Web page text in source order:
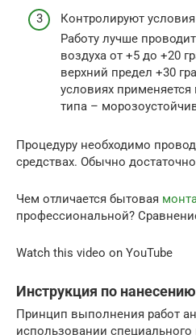
Контролируют
Работу лучше
воздуха от +5 до +20
верхний предел +30
условиях
типа –
Процедуру необходимо
средствах. Обычно
Чем отличается бытовая
профессиональной?
Watch this video on YouTube
Инструкция по
Принцип выполнения работ
использовании специального